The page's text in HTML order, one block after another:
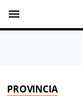
menu
PROVINCIA